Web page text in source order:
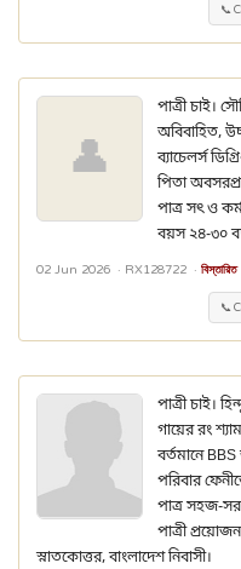
📞
👤
পাত্রী চাই।
অবিবাহিত,
ব্যাচেলর্স
পিতা
পাত্র সৎ ও
বয়স ২৪-৩০
02 Jun 2026 · RX128722 ·
📞
পাত্রী চাই।
গায়ের রং
বর্তমানে
পরিবার
পাত্র সহজ-
পাত্রী
স্নাতকোত্তর, বাংলাদেশ নিবাসী।